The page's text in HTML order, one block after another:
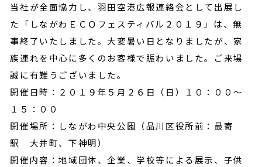
当社が全面協力し、羽田空港広報連絡会として出展し
た「しながわＥＣＯフェスティバル２０１９」は、無
事終了いたしました。大変暑い日となりましたが、家
族連れを中心に多くのお客様で賑わいました。ご来場
誠に有難うございました。
開催日時：２０１９年５月２６日（日）１０：００～
１５：００
開催場所：しながわ中央公園（品川区役所前：最寄
駅 大井町、下神明）
開催内容：地域団体、企業、学校等による展示、子供